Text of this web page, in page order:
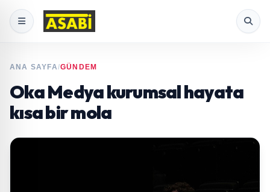
ANA SAYFA/GÜNDEM
Oka Medya kurumsal hayata
kısa bir mola